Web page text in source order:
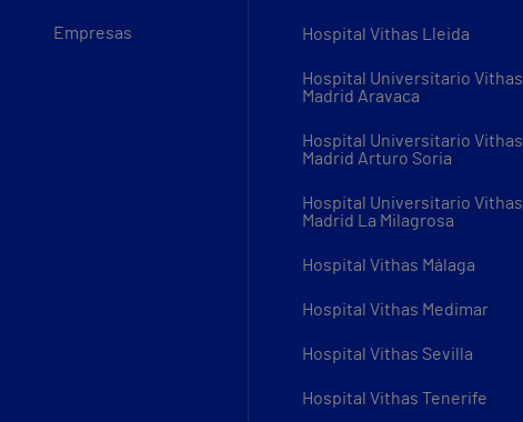
Empresas Hospital Vithas Lleida
Hospital Universitario Vithas
Madrid Aravaca
Hospital Universitario Vithas
Madrid Arturo Soria
Hospital Universitario Vithas
Madrid La Milagrosa
Hospital Vithas Málaga
Hospital Vithas Medimar
Hospital Vithas Sevilla
Hospital Vithas Tenerife